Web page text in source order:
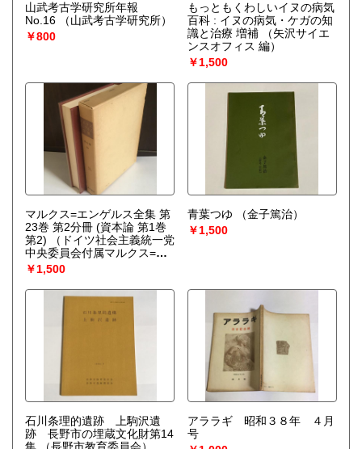
山武考古学研究所年報
No.16
（山武考古学研究所）
￥800
もっともくわしいイヌの病気
百科 : イヌの病気・ケガの知
識と治療 増補
（矢沢サイエ
ンスオフィス 編）
￥1,500
マルクス=エンゲルス全集 第
23巻 第2分冊 (資本論 第1巻
第2)
（ドイツ社会主義統一党
中央委員会付属マルクス=レ
ーニン主義研究所 編 ; 大内兵
衛, 細川嘉六 監訳）
￥1,500
青葉つゆ
（金子篤治）
￥1,500
石川条理的遺跡 上駒沢遺
跡 長野市の埋蔵文化財第14
アララギ 昭和３８年 ４月
号